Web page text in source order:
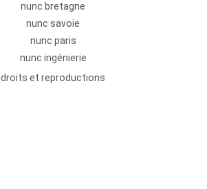
nunc bretagne
nunc savoie
nunc paris
nunc ingénierie
droits et reproductions